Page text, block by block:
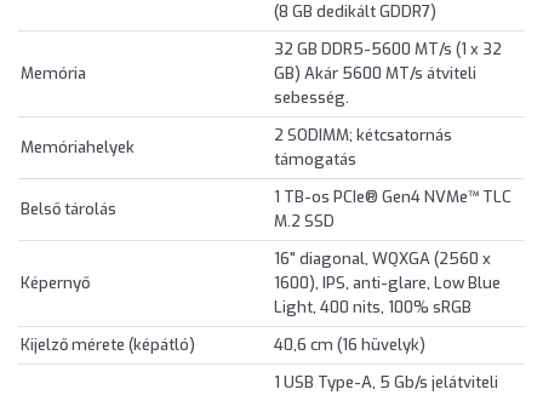
(8 GB dedikált GDDR7)
Memória
32 GB DDR5-5600 MT/s (1 x 32
GB) Akár 5600 MT/s átviteli
sebesség.
Memóriahelyek
2 SODIMM; kétcsatornás
támogatás
Belső tárolás
1 TB-os PCIe® Gen4 NVMe™ TLC
M.2 SSD
Képernyő
16" diagonal, WQXGA (2560 x
1600), IPS, anti-glare, Low Blue
Light, 400 nits, 100% sRGB
Kijelző mérete (képátló)
40,6 cm (16 hüvelyk)
1 USB Type-A, 5 Gb/s jelátviteli